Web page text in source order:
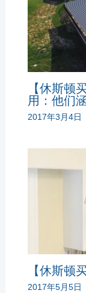
【休斯顿
用：他们
2017年3月4日
【休斯顿
2017年5月5日